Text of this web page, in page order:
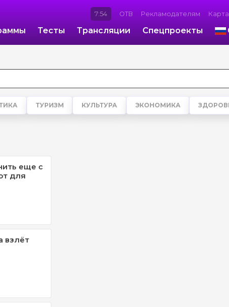
7:54 ОТВ Рекламодателям
Тесты Трансляции Спецпроекты
ТУРИЗМ КУЛЬТУРА ЭКОНОМИКА
еще с
для
взлёт